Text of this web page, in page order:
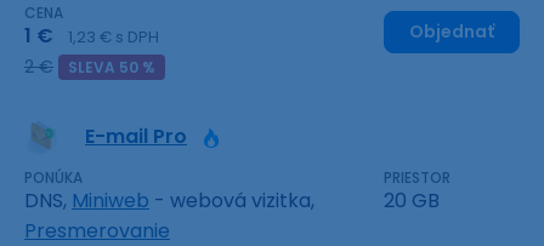
CENA
1 € 1,23 € s DPH
2 € SLEVA 50 %
Objednať
E-mail Pro
PONÚKA
DNS, Miniweb - webová vizitka,
Presmerovanie
PRIESTOR
20 GB